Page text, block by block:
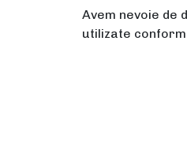
Avem nevoie de
utilizate